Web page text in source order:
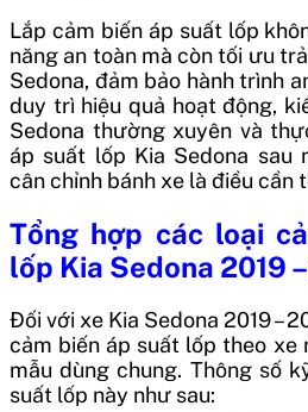
Lắp cảm biến áp suất lốp
năng an toàn mà còn tối ưu
Sedona, đảm bảo hành trình
duy trì hiệu quả hoạt động,
Sedona thường xuyên và
áp suất lốp Kia Sedona sau
cân chỉnh bánh xe là điều cần
Tổng hợp các loại
lốp Kia Sedona 2019
Đối với xe Kia Sedona 2019 –
cảm biến áp suất lốp theo xe
mẫu dùng chung. Thông số
suất lốp này như sau: